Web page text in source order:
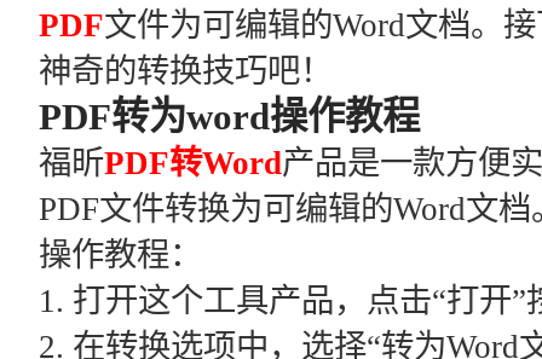
PDF文件为可编辑的Word文档。
神奇的转换技巧吧！
PDF转为word操作教程
福昕PDF转Word产品是一款方便
PDF文件转换为可编辑的Word文
操作教程：
1. 打开这个工具产品，点击“打开
2. 在转换选项中，选择“转为Word